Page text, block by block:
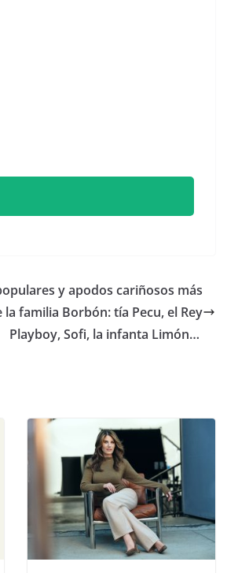
y apodos cariñosos más
la familia Borbón: tía Pecu, el Rey
Playboy, Sofi, la infanta Limón…